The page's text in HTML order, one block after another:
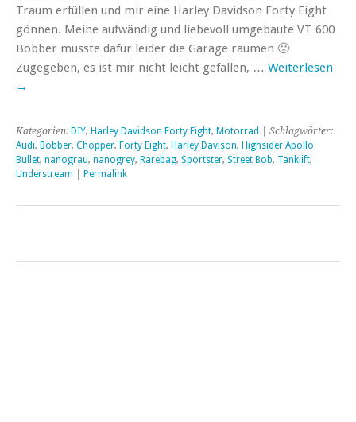
Traum erfüllen und mir eine Harley Davidson Forty Eight
gönnen. Meine aufwändig und liebevoll umgebaute VT 600
Bobber musste dafür leider die Garage räumen 🙁
Zugegeben, es ist mir nicht leicht gefallen, … Weiterlesen
→
Kategorien: DIY, Harley Davidson Forty Eight, Motorrad
| Schlagwörter:
Audi, Bobber, Chopper, Forty Eight, Harley Davison, Highsider Apollo
Bullet, nanograu, nanogrey, Rarebag, Sportster, Street Bob, Tanklift,
Understream
Permalink